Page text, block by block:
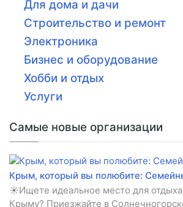
Для дома и дачи
Строительство и ремонт
Электроника
Бизнес и оборудование
Хобби и отдых
Услуги
Самые новые организации
Крым, который вы полюбите:
☀️Ищете идеальное место для
Крыму? Приезжайте в